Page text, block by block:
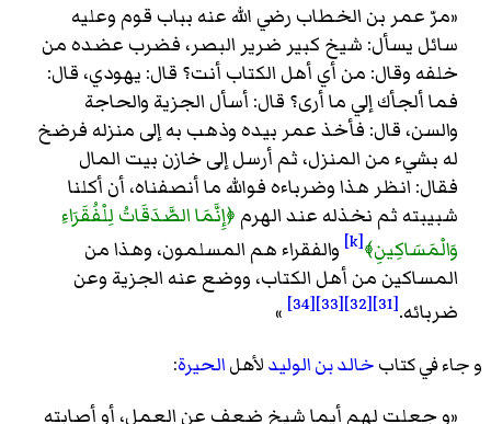
«مرّ عمر بن الخطاب رضي الله عنه بباب قوم وعليه
سائل يسأل: شيخ كبير ضرير البصر، فضرب عضده من
خلفه وقال: من أي أهل الكتاب أنت؟ قال: يهودي، قال:
فما ألجأك إلي ما أرى؟ قال: أسأل الجزية والحاجة
والسن، قال: فأخذ عمر بيده وذهب به إلى منزله فرضخ
له بشيء من المنزل، ثم أرسل إلى خازن بيت المال
فقال: انظر هذا وضرباءه فوالله ما أنصفناه، أن أكلنا
شبيبته ثم نخذله عند الهرم﴿إِنَّمَا الصَّدَقَاتُ لِلْفُقَرَاءِ
وَالْمَسَاكِينِ﴾[k]
والفقراء هم المسلمون، وهذا من
المساكين من أهل الكتاب، ووضع عنه الجزية وعن
ضربائه.[31]
[32]
[33]
[34]
»
و جاء في كتابخالد بن الوليدلأهلالحيرة:
«و جعلت لهم أيما شيخ ضعف عن العمل، أو أصابته